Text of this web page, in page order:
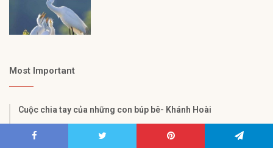
Most Important
Cuộc chia tay của những con búp bê- Khánh Hoài
Lời chào đi trước